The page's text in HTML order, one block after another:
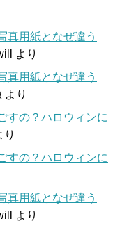
真用紙となぜ違う
より
真用紙となぜ違う
より
すの？ハロウィンに
り
すの？ハロウィンに
真用紙となぜ違う
より